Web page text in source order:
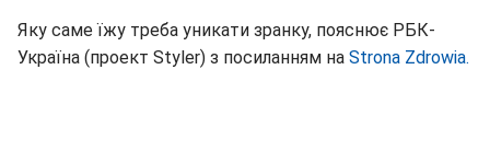
Яку саме їжу треба уникати зранку, пояснює РБК-
Україна (проект Styler) з посиланням на Strona Zdrowia.